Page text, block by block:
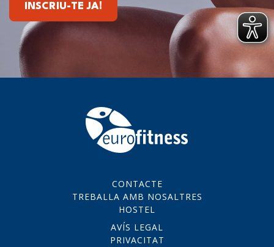
INSCRIU-TE JA!
CONTACTE
TREBALLA AMB NOSALTRES
HOSTEL
AVÍS LEGAL
PRIVACITAT